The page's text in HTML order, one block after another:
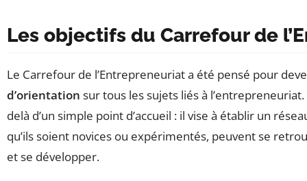
Les objectifs du Carrefour de
Le Carrefour de l’Entrepreneuriat a été pensé pour
d’orientation sur tous les sujets liés à
delà d’un simple point d’accueil : il vise à établir un
qu’ils soient novices ou expérimentés, peuvent se
et se développer.